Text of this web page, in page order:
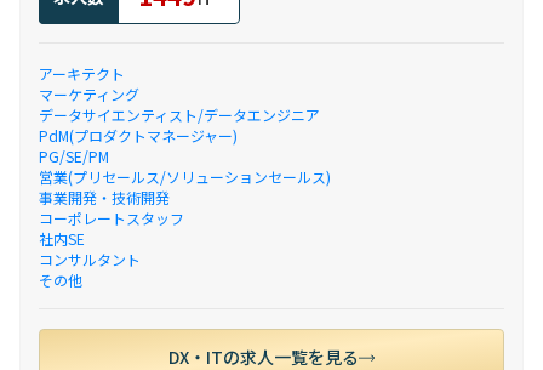
アーキテクト
マーケティング
データサイエンティスト/データエンジニア
PdM(プロダクトマネージャー)
PG/SE/PM
営業(プリセールス/ソリューションセールス)
事業開発・技術開発
コーポレートスタッフ
社内SE
コンサルタント
その他
DX・ITの求人一覧を見る